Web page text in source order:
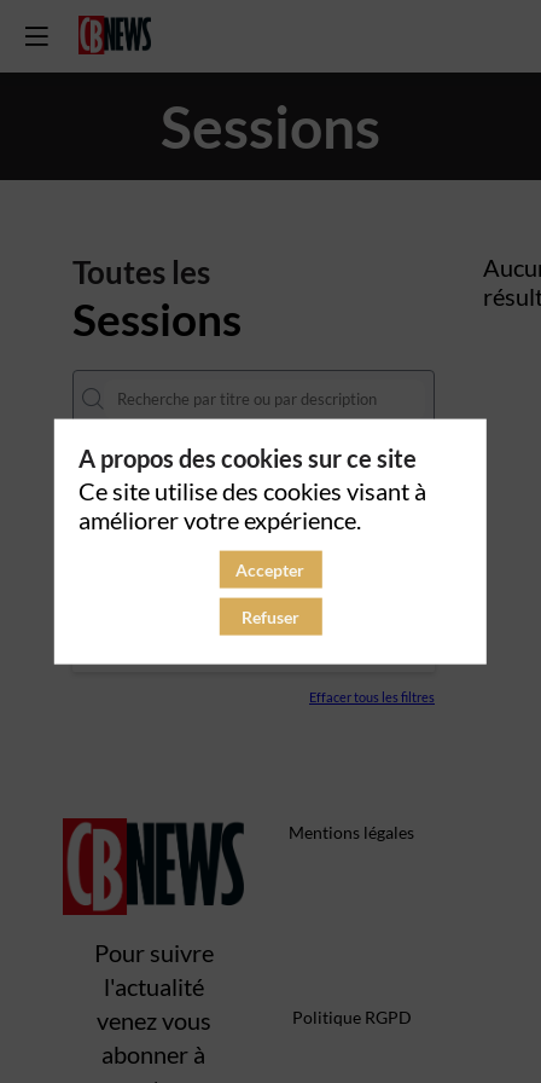
Sessions
Toutes les
Sessions
DATES
THÈMATIQUES
Effacer tous les filtres
Pour suivre
l'actualité
venez vous
abonner à
Mentions légales
Politique RGPD
A propos des cookies sur ce site
Ce site utilise des cookies visant à
améliorer votre expérience.
Accepter
Refuser